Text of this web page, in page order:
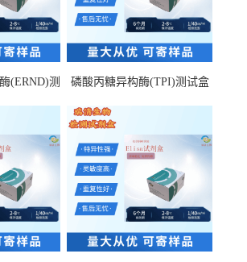
(ERND)测
磷酸丙糖异构酶(TPI)测试盒